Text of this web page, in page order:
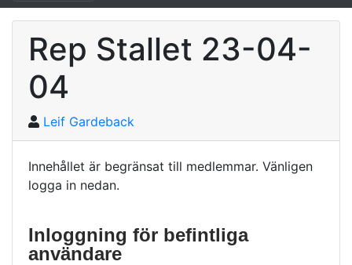
Rep Stallet 23-04-
04
Leif Gardeback
Innehållet är begränsat till medlemmar. Vänligen
logga in nedan.
Inloggning för befintliga
användare